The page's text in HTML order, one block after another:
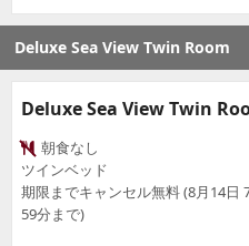
Deluxe Sea View Twin Room
Deluxe Sea View Twin
朝食なし
ツインベッド
期限までキャンセル無料 (8月14日
59分まで)